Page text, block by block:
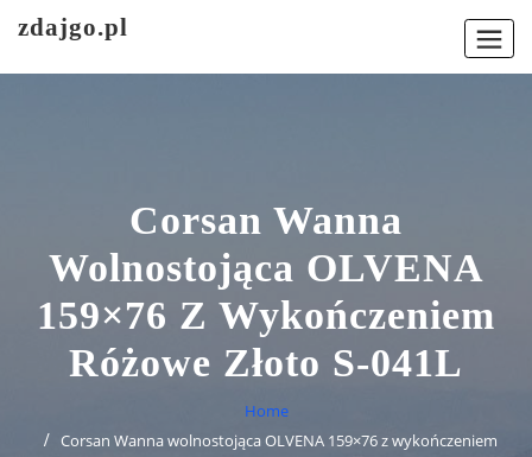
zdajgo.pl
Corsan Wanna
Wolnostojąca OLVENA
159×76 Z Wykończeniem
Różowe Złoto S-041L
Home
Corsan Wanna wolnostojąca OLVENA 159×76 z wykończeniem